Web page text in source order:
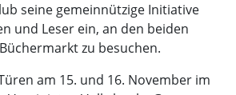
seine gemeinnützige Initiative
und Leser ein, an den beiden
zu besuchen.
am 15. und 16. November im